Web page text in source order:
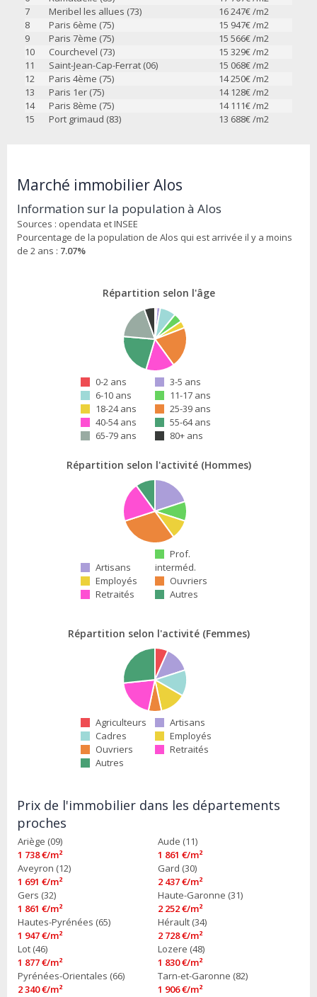
7
Meribel les allues (73) 16 247€ /m2
8
Paris 6ème (75) 15 947€ /m2
9
Paris 7ème (75) 15 566€ /m2
10
Courchevel (73) 15 329€ /m2
11
Saint-Jean-Cap-Ferrat (06) 15 068€ /m2
12
Paris 4ème (75) 14 250€ /m2
13
Paris 1er (75) 14 128€ /m2
14
Paris 8ème (75) 14 111€ /m2
15
Port grimaud (83) 13 688€ /m2
Marché immobilier Alos
Information sur la population à Alos
Sources : opendata et INSEE
Pourcentage de la population de Alos qui est arrivée il y a moins
de 2 ans : 7.07%
Répartition selon l'âge
0-2 ans
3-5 ans
6-10 ans
11-17 ans
18-24 ans
25-39 ans
40-54 ans
55-64 ans
65-79 ans
80+ ans
Répartition selon l'activité (Hommes)
Artisans
Prof.
interméd.
Employés
Ouvriers
Retraités
Autres
Répartition selon l'activité (Femmes)
Agriculteurs
Artisans
Cadres
Employés
Ouvriers
Retraités
Autres
Prix de l'immobilier dans les départements
proches
Ariège (09)
1 738 €/m²
Aude (11)
1 861 €/m²
Aveyron (12)
1 691 €/m²
Gard (30)
2 437 €/m²
Gers (32)
1 861 €/m²
Haute-Garonne (31)
2 252 €/m²
Hautes-Pyrénées (65)
1 947 €/m²
Hérault (34)
2 728 €/m²
Lot (46)
1 877 €/m²
Lozere (48)
1 830 €/m²
Pyrénées-Orientales (66)
2 340 €/m²
Tarn-et-Garonne (82)
1 906 €/m²